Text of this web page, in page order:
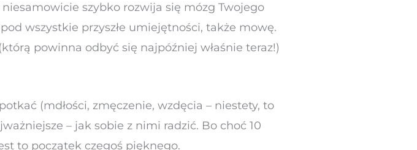
szybko rozwija się mózg Twojego
wszystkie przyszłe umiejętności, także mowę.
powinna odbyć się najpóźniej właśnie teraz!)
(mdłości, zmęczenie, wzdęcia – niestety, to
– jak sobie z nimi radzić. Bo choć 10
to początek czegoś pięknego.